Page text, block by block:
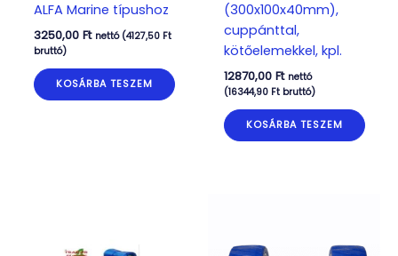
ALFA Marine típushoz
3250,00 Ft nettó (4127,50 Ft
bruttó)
KOSÁRBA TESZEM
(300x100x40mm),
cuppánttal,
kötőelemekkel, kpl.
12870,00 Ft nettó
(16344,90 Ftbruttó)
KOSÁRBA TESZEM